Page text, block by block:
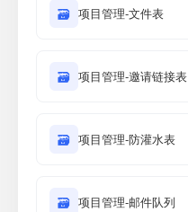
🗃 项目管理-文件表
🗃 项目管理-邀请链接表
🗃 项目管理-防灌水表
🗃 项目管理-邮件队列